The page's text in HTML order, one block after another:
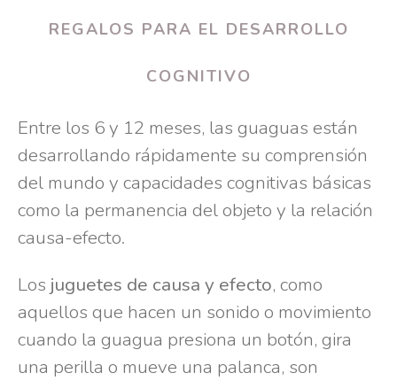
REGALOS PARA EL DESARROLLO
COGNITIVO
Entre los 6 y 12 meses, las guaguas están
desarrollando rápidamente su comprensión
del mundo y capacidades cognitivas básicas
como la permanencia del objeto y la relación
causa-efecto.
Los juguetes de causa y efecto, como
aquellos que hacen un sonido o movimiento
cuando la guagua presiona un botón, gira
una perilla o mueve una palanca, son